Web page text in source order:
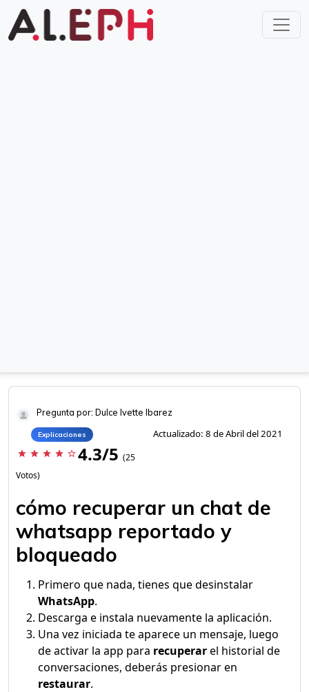
Pregunta por: Dulce Ivette Ibarez
Explicaciones Actualizado: 8 de Abril del 2021
star star star star star_border 4.3/5 (25
Votos)
cómo recuperar un chat de
whatsapp reportado y
bloqueado
Primero que nada, tienes que desinstalar
WhatsApp.
Descarga e instala nuevamente la aplicación.
Una vez iniciada te aparece un mensaje, luego
de activar la app para recuperarel historial de
conversaciones, deberás presionar en
restaurar.